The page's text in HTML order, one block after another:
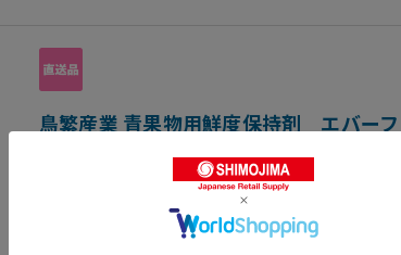
鳥繁産業 青果物用鮮度保持剤 エバー
炭酸ガス吸収量2000cc 1000個入
（ご注文単位1箱）【直送品】